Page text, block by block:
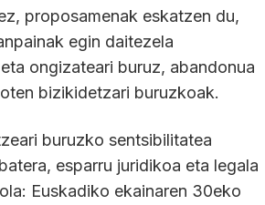
proposamenak eskatzen du,
egin daitezela
ongizateari buruz, abandonua
bizikidetzari buruzkoak.
buruzko sentsibilitatea
esparru juridikoa eta legala
Euskadiko ekainaren 30eko